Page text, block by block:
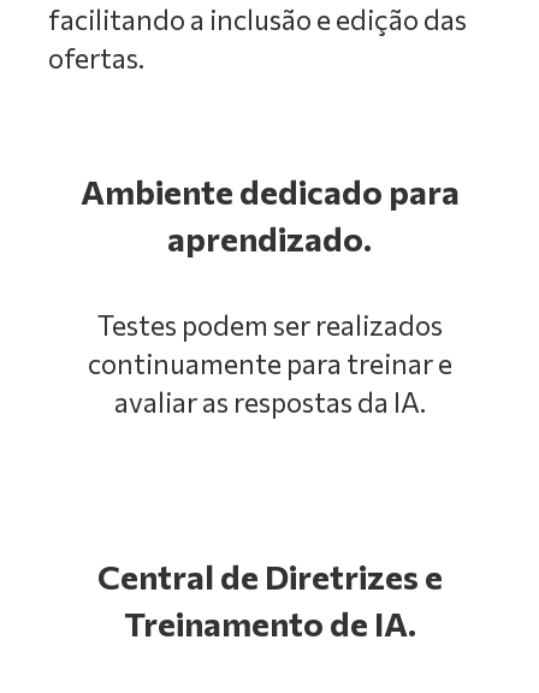
facilitando a inclusão e edição das
ofertas.
Ambiente dedicado para
aprendizado.
Testes podem ser realizados
continuamente para treinar e
avaliar as respostas da IA.
Central de Diretrizes e
Treinamento de IA.